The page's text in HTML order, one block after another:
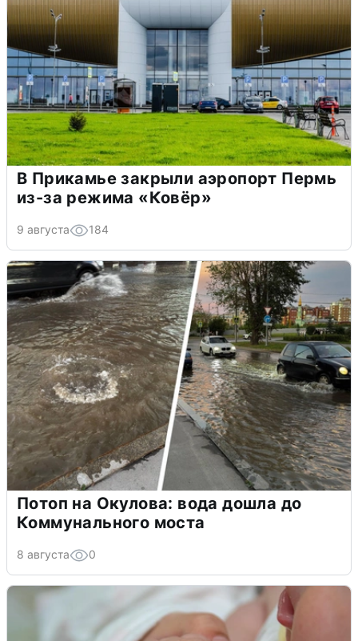
В Прикамье закрыли аэропорт Пермь
из-за режима «Ковёр»
9 августа 184
Потоп на Окулова: вода дошла до
Коммунального моста
8 августа 0